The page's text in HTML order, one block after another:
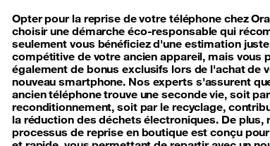
Opter pour la reprise de votre téléphone chez
choisir une démarche éco-responsable qui
seulement vous bénéficiez d'une estimation
compétitive de votre ancien appareil, mais vous
également de bonus exclusifs lors de l'achat de
nouveau smartphone. Nos experts s'assurent
ancien téléphone trouve une seconde vie, soit
reconditionnement, soit par le recyclage,
la réduction des déchets électroniques. De plus,
processus de reprise en boutique est conçu